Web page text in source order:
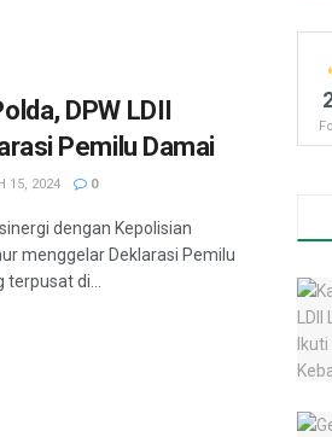
DPW LDII
Pemilu Damai
15, 2024 0
dengan Kepolisian
menggelar Deklarasi Pemilu
di...